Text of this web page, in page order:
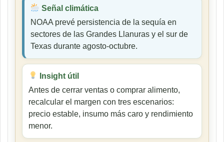
Señal climática
NOAA prevé persistencia de la sequía en
sectores de las Grandes Llanuras y el sur de
Texas durante agosto-octubre.
Insight útil
Antes de cerrar ventas o comprar alimento,
recalcular el margen con tres escenarios:
precio estable, insumo más caro y rendimiento
menor.